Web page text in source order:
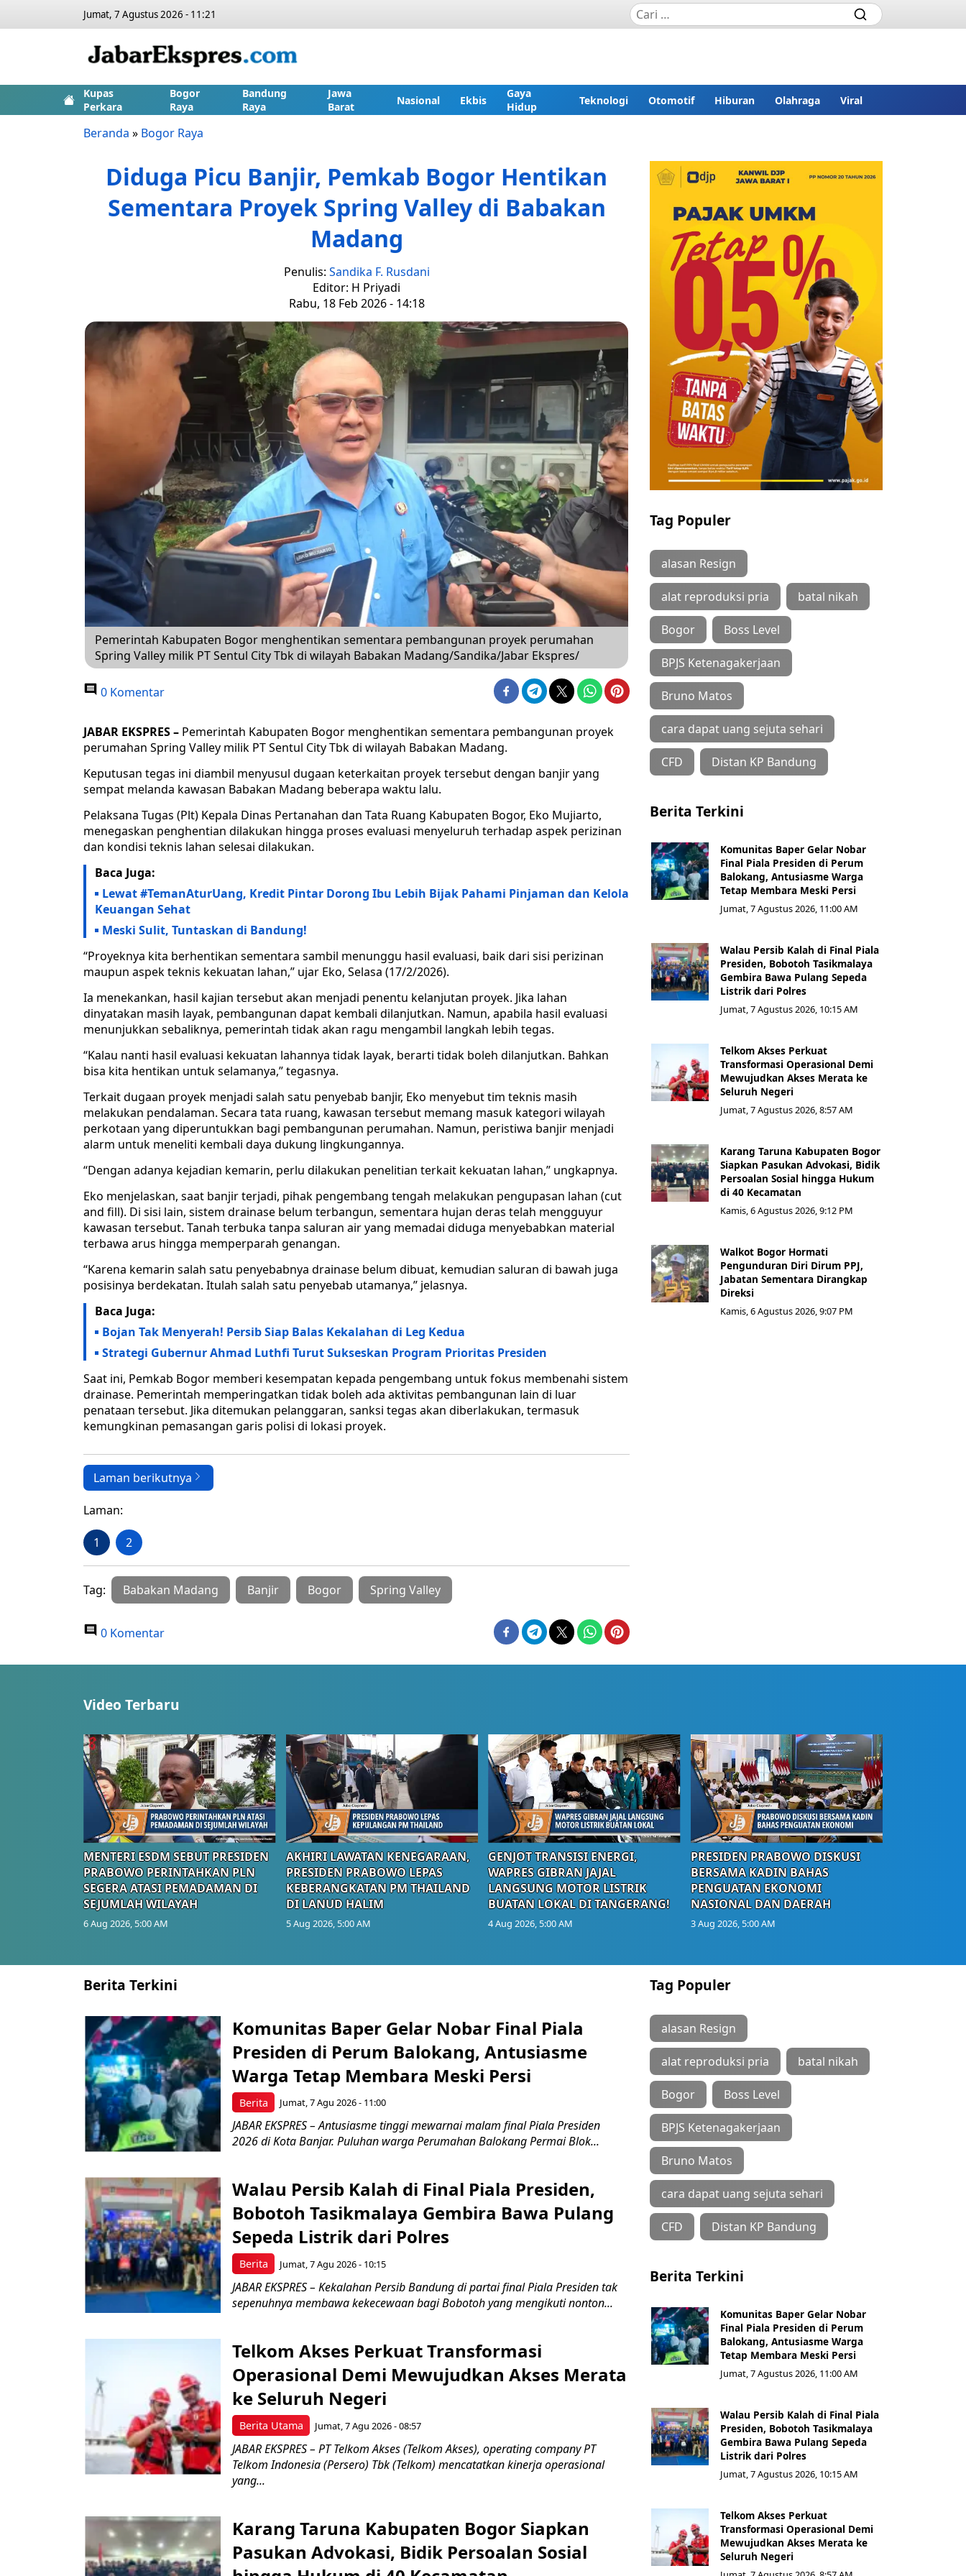
Jumat, 7 Agustus 2026 - 11:21
Kupas
Perkara
Bogor
Raya
Bandung
Raya
Jawa
Barat
Nasional Ekbis
Gaya
Hidup
Teknologi Otomotif Hiburan Olahraga Viral
Beranda » Bogor Raya
Diduga Picu Banjir, Pemkab Bogor Hentikan
Sementara Proyek Spring Valley di Babakan
Madang
Penulis: Sandika F. Rusdani
Editor: H Priyadi
Rabu, 18 Feb 2026 - 14:18
Pemerintah Kabupaten Bogor menghentikan sementara pembangunan proyek perumahan
Spring Valley milik PT Sentul City Tbk di wilayah Babakan Madang/Sandika/Jabar Ekspres/
0 Komentar
JABAR EKSPRES – Pemerintah Kabupaten Bogor menghentikan sementara pembangunan proyek
perumahan Spring Valley milik PT Sentul City Tbk di wilayah Babakan Madang.
Keputusan tegas ini diambil menyusul dugaan keterkaitan proyek tersebut dengan banjir yang
sempat melanda kawasan Babakan Madang beberapa waktu lalu.
Pelaksana Tugas (Plt) Kepala Dinas Pertanahan dan Tata Ruang Kabupaten Bogor, Eko Mujiarto,
menegaskan penghentian dilakukan hingga proses evaluasi menyeluruh terhadap aspek perizinan
dan kondisi teknis lahan selesai dilakukan.
Baca Juga:
Lewat #TemanAturUang, Kredit Pintar Dorong Ibu Lebih Bijak Pahami Pinjaman dan Kelola
Keuangan Sehat
Meski Sulit, Tuntaskan di Bandung!
“Proyeknya kita berhentikan sementara sambil menunggu hasil evaluasi, baik dari sisi perizinan
maupun aspek teknis kekuatan lahan,” ujar Eko, Selasa (17/2/2026).
Ia menekankan, hasil kajian tersebut akan menjadi penentu kelanjutan proyek. Jika lahan
dinyatakan masih layak, pembangunan dapat kembali dilanjutkan. Namun, apabila hasil evaluasi
menunjukkan sebaliknya, pemerintah tidak akan ragu mengambil langkah lebih tegas.
“Kalau nanti hasil evaluasi kekuatan lahannya tidak layak, berarti tidak boleh dilanjutkan. Bahkan
bisa kita hentikan untuk selamanya,” tegasnya.
Terkait dugaan proyek menjadi salah satu penyebab banjir, Eko menyebut tim teknis masih
melakukan pendalaman. Secara tata ruang, kawasan tersebut memang masuk kategori wilayah
perkotaan yang diperuntukkan bagi pembangunan perumahan. Namun, peristiwa banjir menjadi
alarm untuk meneliti kembali daya dukung lingkungannya.
“Dengan adanya kejadian kemarin, perlu dilakukan penelitian terkait kekuatan lahan,” ungkapnya.
Eko menjelaskan, saat banjir terjadi, pihak pengembang tengah melakukan pengupasan lahan (cut
and fill). Di sisi lain, sistem drainase belum terbangun, sementara hujan deras telah mengguyur
kawasan tersebut. Tanah terbuka tanpa saluran air yang memadai diduga menyebabkan material
terbawa arus hingga memperparah genangan.
“Karena kemarin salah satu penyebabnya drainase belum dibuat, kemudian saluran di bawah juga
posisinya berdekatan. Itulah salah satu penyebab utamanya,” jelasnya.
Baca Juga:
Bojan Tak Menyerah! Persib Siap Balas Kekalahan di Leg Kedua
Strategi Gubernur Ahmad Luthfi Turut Sukseskan Program Prioritas Presiden
Saat ini, Pemkab Bogor memberi kesempatan kepada pengembang untuk fokus membenahi sistem
drainase. Pemerintah memperingatkan tidak boleh ada aktivitas pembangunan lain di luar
penataan tersebut. Jika ditemukan pelanggaran, sanksi tegas akan diberlakukan, termasuk
kemungkinan pemasangan garis polisi di lokasi proyek.
Laman berikutnya
Laman:
1 2
Tag: Babakan Madang Banjir Bogor Spring Valley
0 Komentar
Tag Populer
alasan Resign
alat reproduksi pria batal nikah
Bogor Boss Level
BPJS Ketenagakerjaan
Bruno Matos
cara dapat uang sejuta sehari
CFD Distan KP Bandung
Berita Terkini
Komunitas Baper Gelar Nobar
Final Piala Presiden di Perum
Balokang, Antusiasme Warga
Tetap Membara Meski Persi
Jumat, 7 Agustus 2026, 11:00 AM
Walau Persib Kalah di Final Piala
Presiden, Bobotoh Tasikmalaya
Gembira Bawa Pulang Sepeda
Listrik dari Polres
Jumat, 7 Agustus 2026, 10:15 AM
Telkom Akses Perkuat
Transformasi Operasional Demi
Mewujudkan Akses Merata ke
Seluruh Negeri
Jumat, 7 Agustus 2026, 8:57 AM
Karang Taruna Kabupaten Bogor
Siapkan Pasukan Advokasi, Bidik
Persoalan Sosial hingga Hukum
di 40 Kecamatan
Kamis, 6 Agustus 2026, 9:12 PM
Walkot Bogor Hormati
Pengunduran Diri Dirum PPJ,
Jabatan Sementara Dirangkap
Direksi
Kamis, 6 Agustus 2026, 9:07 PM
Video Terbaru
MENTERI ESDM SEBUT PRESIDEN
PRABOWO PERINTAHKAN PLN
SEGERA ATASI PEMADAMAN DI
SEJUMLAH WILAYAH
6 Aug 2026, 5:00 AM
AKHIRI LAWATAN KENEGARAAN,
PRESIDEN PRABOWO LEPAS
KEBERANGKATAN PM THAILAND
DI LANUD HALIM
5 Aug 2026, 5:00 AM
GENJOT TRANSISI ENERGI,
WAPRES GIBRAN JAJAL
LANGSUNG MOTOR LISTRIK
BUATAN LOKAL DI TANGERANG!
4 Aug 2026, 5:00 AM
PRESIDEN PRABOWO DISKUSI
BERSAMA KADIN BAHAS
PENGUATAN EKONOMI
NASIONAL DAN DAERAH
3 Aug 2026, 5:00 AM
Berita Terkini
Berita
Komunitas Baper Gelar Nobar Final Piala
Presiden di Perum Balokang, Antusiasme
Warga Tetap Membara Meski Persi
Jumat, 7 Agu 2026 - 11:00
JABAR EKSPRES – Antusiasme tinggi mewarnai malam final Piala Presiden
2026 di Kota Banjar. Puluhan warga Perumahan Balokang Permai Blok...
Berita
Walau Persib Kalah di Final Piala Presiden,
Bobotoh Tasikmalaya Gembira Bawa Pulang
Sepeda Listrik dari Polres
Jumat, 7 Agu 2026 - 10:15
JABAR EKSPRES – Kekalahan Persib Bandung di partai final Piala Presiden tak
sepenuhnya membawa kekecewaan bagi Bobotoh yang mengikuti nonton...
Berita Utama
Telkom Akses Perkuat Transformasi
Operasional Demi Mewujudkan Akses Merata
ke Seluruh Negeri
Jumat, 7 Agu 2026 - 08:57
JABAR EKSPRES – PT Telkom Akses (Telkom Akses), operating company PT
Telkom Indonesia (Persero) Tbk (Telkom) mencatatkan kinerja operasional
yang...
Karang Taruna Kabupaten Bogor Siapkan
Pasukan Advokasi, Bidik Persoalan Sosial
Tag Populer
alasan Resign
alat reproduksi pria batal nikah
Bogor Boss Level
BPJS Ketenagakerjaan
Bruno Matos
cara dapat uang sejuta sehari
CFD Distan KP Bandung
Berita Terkini
Komunitas Baper Gelar Nobar
Final Piala Presiden di Perum
Balokang, Antusiasme Warga
Tetap Membara Meski Persi
Jumat, 7 Agustus 2026, 11:00 AM
Walau Persib Kalah di Final Piala
Presiden, Bobotoh Tasikmalaya
Gembira Bawa Pulang Sepeda
Listrik dari Polres
Jumat, 7 Agustus 2026, 10:15 AM
Telkom Akses Perkuat
Transformasi Operasional Demi
Mewujudkan Akses Merata ke
Seluruh Negeri